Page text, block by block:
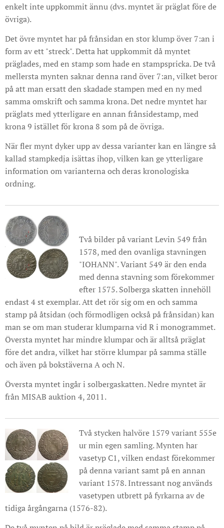
enkelt inte uppkommit ännu (dvs. myntet är präglat före de
övriga).
Det övre myntet har på frånsidan en stor klump över 7:an i
form av ett "streck". Detta hat uppkommit då myntet
präglades, med en stamp som hade en stampspricka. De två
mellersta mynten saknar denna rand över 7:an, vilket beror
på att man ersatt den skadade stampen med en ny med
samma omskrift och samma krona. Det nedre myntet har
präglats med ytterligare en annan frånsidestamp, med
krona 9 istället för krona 8 som på de övriga.
När fler mynt dyker upp av dessa varianter kan en längre så
kallad stampkedja isättas ihop, vilken kan ge ytterligare
information om varianterna och deras kronologiska
ordning.
Två bilder på variant Levin 549 från
1578, med den ovanliga stavningen
"IOHANN". Variant 549 är den enda
med denna stavning som förekommer
efter 1575. Solberga skatten innehöll
endast 4 st exemplar. Att det rör sig om en och samma
stamp på åtsidan (och förmodligen också på frånsidan) kan
man se om man studerar klumparna vid R i monogrammet.
Översta myntet har mindre klumpar och är alltså präglat
före det andra, vilket har större klumpar på samma ställe
och även på bokstäverna A och N.
Översta myntet ingår i solbergaskatten. Nedre myntet är
från MISAB auktion 4, 2011.
Två stycken halvöre 1579 variant 555e
ur min egen samling. Mynten har
vasetyp C1, vilken endast förekommer
på denna variant samt på en annan
variant 1578. Intressant nog används
vasetypen utbrett på fyrkarna av de
tidiga årgångarna (1576-82).